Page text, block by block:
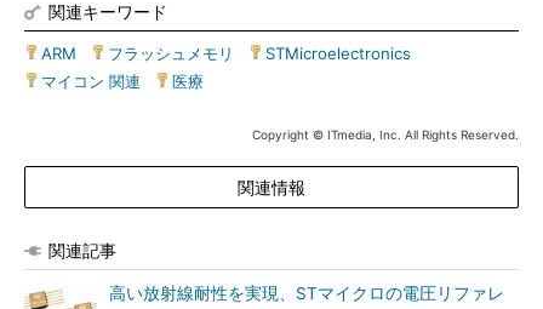
関連キーワード
ARM フラッシュメモリ STMicroelectronics
マイコン 関連
医療
Copyright © ITmedia, Inc. All Rights Reserved.
関連情報
関連記事
高い放射線耐性を実現、STマイクロの電圧リファレ